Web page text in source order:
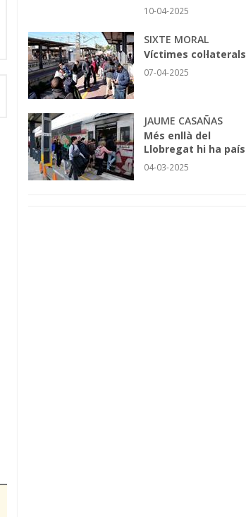
10-04-2025
SIXTE MORAL
Víctimes col·laterals
07-04-2025
JAUME CASAÑAS
Més enllà del
Llobregat hi ha país
04-03-2025